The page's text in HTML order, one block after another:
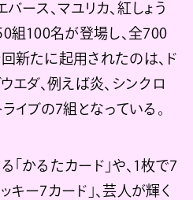
ース、マユリカ、紅しょう
組100名が登場し、全700
新たに起用されたのは、ド
エダ、例えば炎、シンクロ
イブの7組となっている。
「かるたカード」や、1枚で7
キー7カード」、芸人が輝く